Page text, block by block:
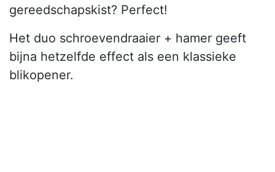
gereedschapskist? Perfect!
Het duo schroevendraaier + hamer geeft
bijna hetzelfde effect als een klassieke
blikopener.